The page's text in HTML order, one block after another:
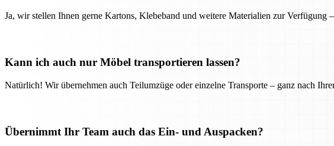
Ja, wir stellen Ihnen gerne Kartons, Klebeband und weitere Materialien zur Verfügung
Kann ich auch nur Möbel transportieren lassen?
Natürlich! Wir übernehmen auch Teilumzüge oder einzelne Transporte – ganz nach
Übernimmt Ihr Team auch das Ein- und Auspacken?